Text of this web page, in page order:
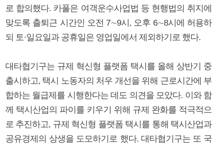
로 합의했다. 카풀은 여객운수사업법 등 현행법의 취지에
맞도록 출퇴근 시간인 오전 7∼9시, 오후 6∼8시에 허용하
되 토·일요일과 공휴일은 영업일에서 제외하기로 했다.
대타협기구는 규제 혁신형 플랫폼 택시를 올해 상반기 중
출시하고, 택시 노동자의 처우 개선을 위해 근로시간에 부
합하는 월급제를 시행한다는 데도 의견을 모았다. 이와 함
께 택시산업의 파이를 키우기 위해 규제 완화를 적극적으
로 추진하고, 규제 혁신형 플랫폼 택시를 통해 택시산업과
공유경제의 상생을 도모하기로 했다. 대타협기구는 또 국